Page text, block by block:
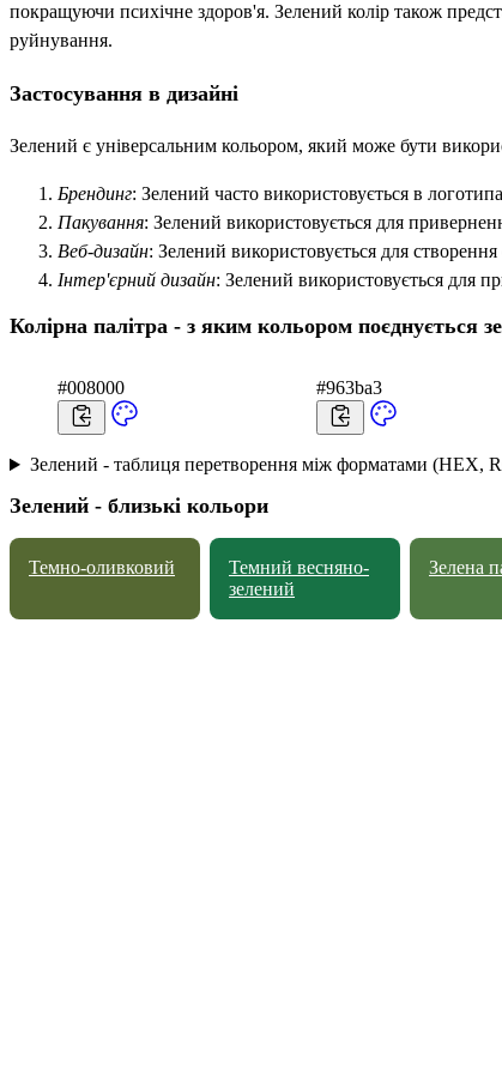
покращуючи психічне здоров'я. Зелений колір також
руйнування.
Застосування в дизайні
Зелений є універсальним кольором, який може бути
Брендинг: Зелений часто використовується в
Пакування: Зелений використовується для
Веб-дизайн: Зелений використовується для
Інтер'єрний дизайн: Зелений використовується для
Колірна палітра - з яким кольором поєднується
#008000 #963ba3
Зелений - таблиця перетворення між форматами (HEX,
Зелений - близькі кольори
Темно-оливковий
Темний весняно-
зелений
Зелена